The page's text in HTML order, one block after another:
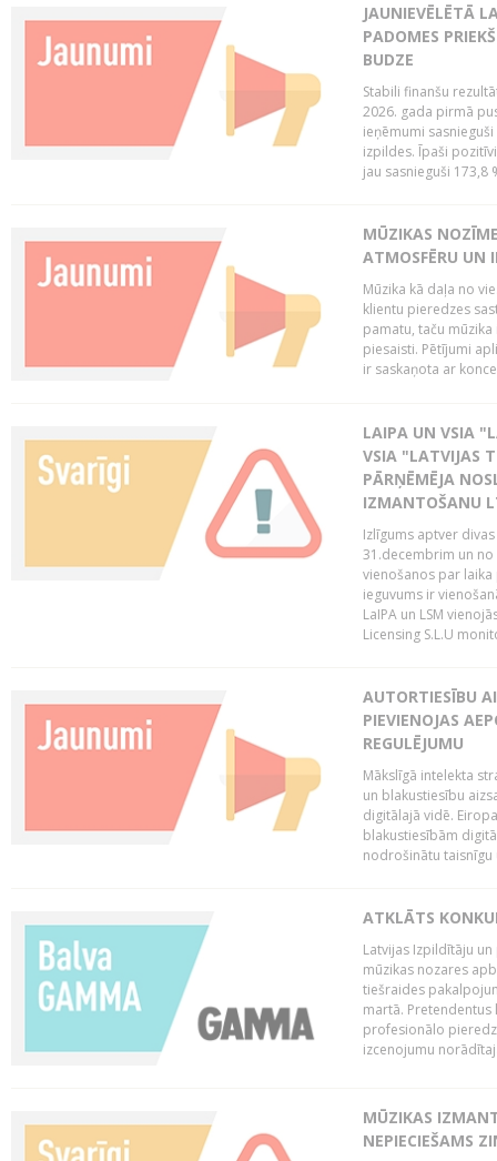
JAUNIEVĒLĒTĀ
PADOMES
BUDZE
Stabili finanšu
2026. gada pirmā
ieņēmumi
izpildes. Īpaši
jau sasnieguši 173,8
MŪZIKAS
ATMOSFĒRU UN
Mūzika kā daļa no
klientu pieredzes
pamatu, taču
piesaisti. Pētījumi
ir saskaņota ar
LAIPA UN VSIA
VSIA "LATVIJAS
PĀRŅĒMĒJA
IZMANTOŠANU
Izlīgums aptver
31.decembrim un no
vienošanos par
ieguvums ir
LaIPA un LSM
Licensing S.L.U
AUTORTIESĪBU
PIEVIENOJAS
REGULĒJUMU
Mākslīgā intelekta
un blakustiesību
digitālajā vidē.
blakustiesībām
nodrošinātu taisnīgu
ATKLĀTS
Latvijas Izpildītāju
mūzikas nozares
tiešraides
martā. Pretendentus
profesionālo
izcenojumu
MŪZIKAS
NEPIECIEŠAMS